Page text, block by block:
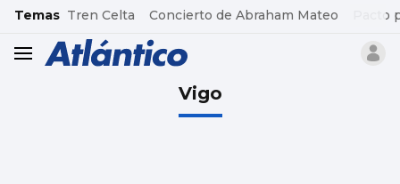
common.go-to-content
Temas Tren Celta Concierto de Abraham Mateo Pacto
header.menu.open
Vigo